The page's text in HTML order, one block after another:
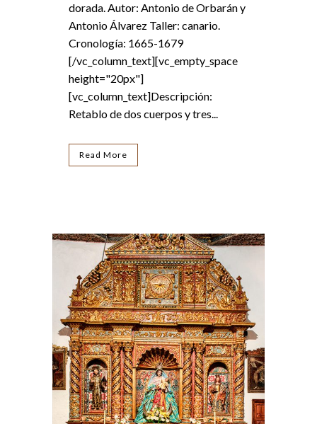
dorada. Autor: Antonio de Orbarán y
Antonio Álvarez Taller: canario.
Cronología: 1665-1679
[/vc_column_text][vc_empty_space
height="20px"]
[vc_column_text]Descripción:
Retablo de dos cuerpos y tres...
Read More